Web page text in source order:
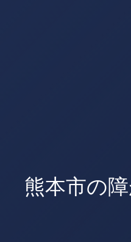
熊本市の